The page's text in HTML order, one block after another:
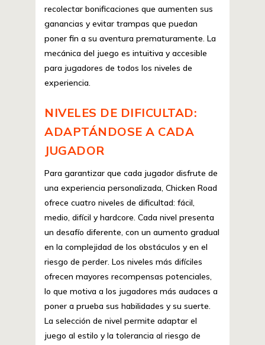
recolectar bonificaciones que aumenten sus
ganancias y evitar trampas que puedan
poner fin a su aventura prematuramente. La
mecánica del juego es intuitiva y accesible
para jugadores de todos los niveles de
experiencia.
NIVELES DE DIFICULTAD:
ADAPTÁNDOSE A CADA
JUGADOR
Para garantizar que cada jugador disfrute de
una experiencia personalizada, Chicken Road
ofrece cuatro niveles de dificultad: fácil,
medio, difícil y hardcore. Cada nivel presenta
un desafío diferente, con un aumento gradual
en la complejidad de los obstáculos y en el
riesgo de perder. Los niveles más difíciles
ofrecen mayores recompensas potenciales,
lo que motiva a los jugadores más audaces a
poner a prueba sus habilidades y su suerte.
La selección de nivel permite adaptar el
juego al estilo y la tolerancia al riesgo de